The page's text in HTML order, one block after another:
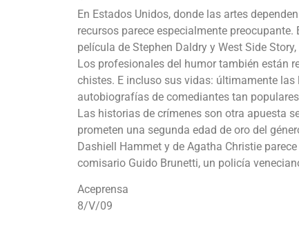
En Estados Unidos, donde las artes
recursos parece especialmente
película de Stephen Daldry y West Side
Los profesionales del humor también están
chistes. E incluso sus vidas: últimamente
autobiografías de comediantes tan
Las historias de crímenes son otra apuesta
prometen una segunda edad de oro del
Dashiell Hammet y de Agatha Christie
comisario Guido Brunetti, un policía
Aceprensa
8/V/09